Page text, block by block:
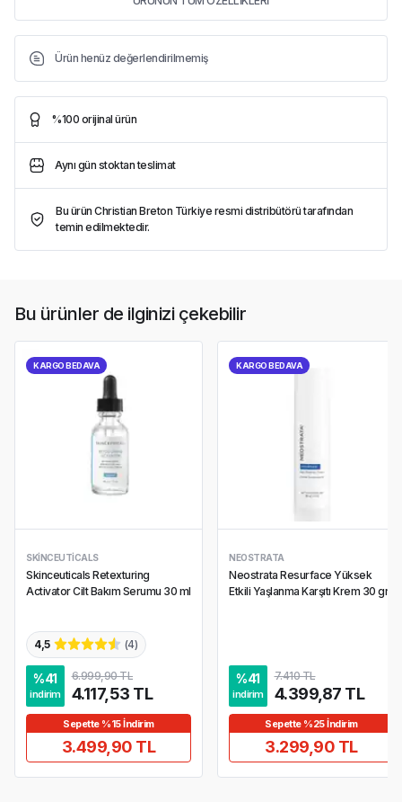
Ürün henüz değerlendirilmemiş
%100 orijinal ürün
Aynı gün stoktan teslimat
Bu ürün Christian Breton Türkiye resmi distribütörü tarafından
temin edilmektedir.
Bu ürünler de ilginizi çekebilir
KARGO BEDAVA
SKINCEUTICALS
Skinceuticals Retexturing
Activator Cilt Bakım Serumu 30 ml
4,5 (4)
%41
indirim
6.999,90 TL
4.117,53 TL
Sepette %15 İndirim
3.499,90 TL
KARGO BEDAVA
NEOSTRATA
Neostrata Resurface Yüksek
Etkili Yaşlanma Karşıtı Krem 30 gr
%41
indirim
7.410 TL
4.399,87 TL
Sepette %25 İndirim
3.299,90 TL